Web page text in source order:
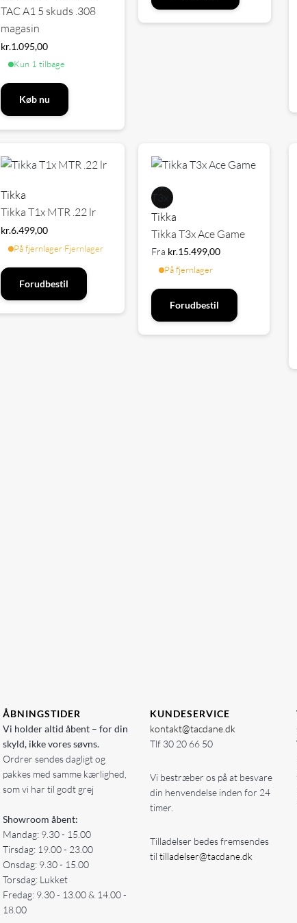
TAC A1 5 skuds .308
magasin
kr.1.095,00
Kun 1 tilbage
Køb nu
Tikka
Tikka T1x MTR .22 lr
kr.6.499,00
På fjernlager·Fjernlager
Forudbestil
Tikka
Tikka T3x Ace Game
Fra kr.15.499,00
På fjernlager
Forudbestil
ÅBNINGSTIDER
Vi holder altid åbent – for din
skyld, ikke vores søvns.
Ordrer sendes dagligt og
pakkes med samme kærlighed,
som vi har til godt grej
Showroom åbent:
Mandag: 9.30 - 15.00
Tirsdag: 19.00 - 23.00
Onsdag: 9.30 - 15.00
Torsdag: Lukket
Fredag: 9.30 - 13.00 & 14.00 -
18.00
KUNDESERVICE
kontakt@tacdane.dk
Tlf 30 20 66 50
Vi bestræber os på at besvare
din henvendelse inden for 24
timer.
Tilladelser bedes fremsendes
til tilladelser@tacdane.dk